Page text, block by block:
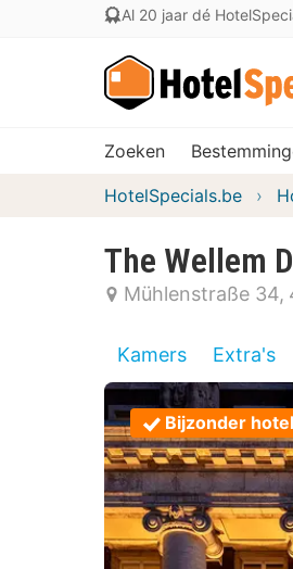
Al 20 jaar dé
Zoeken
HotelSpecials.be
The Wellem
Mühlenstraße 34
Kamers Extra's
Bijzonder hotel